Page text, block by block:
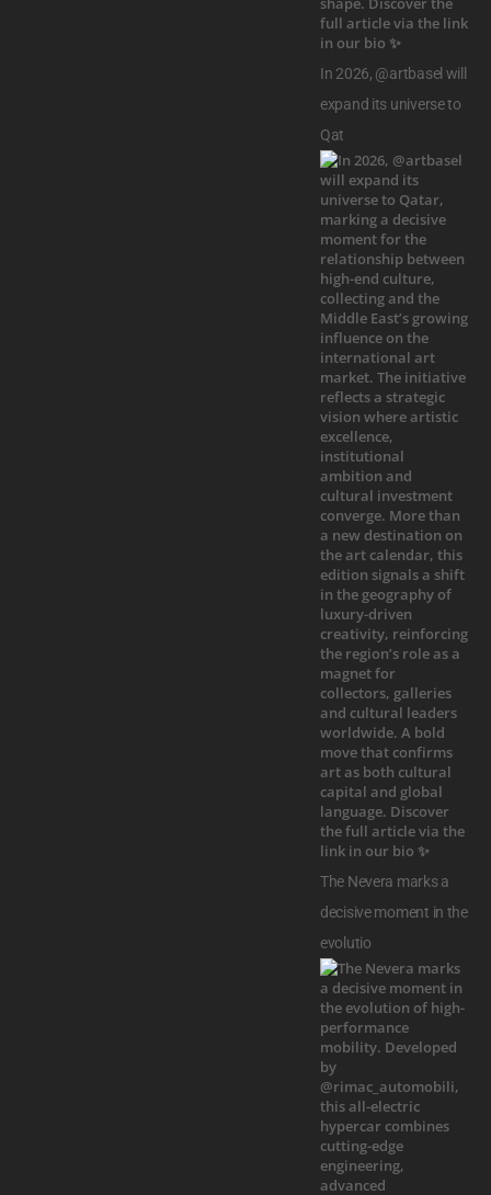
In 2026, @artbasel will
expand its universe to
Qat
The Nevera marks a
decisive moment in the
evolutio